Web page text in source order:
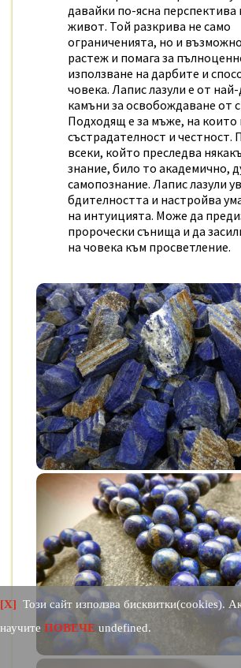
давайки по-ясна перспектива
живот. Той разкрива не само
ограниченията, но и
растеж и помага за
използване на дарбите и
човека. Лапис лазули е от
камъни за освобождаване от
Подходящ е за мъже, на които
състрадателност и честност.
всеки, който преследва
знание, било то академично,
самопознание. Лапис лазули
бдителността и настройва
на интуицията. Може да
пророчески сънища и да
на човека към просветление.
[X] Този сайт използва бисквитки(cookies).
научите ПОВЕЧЕ undefined.